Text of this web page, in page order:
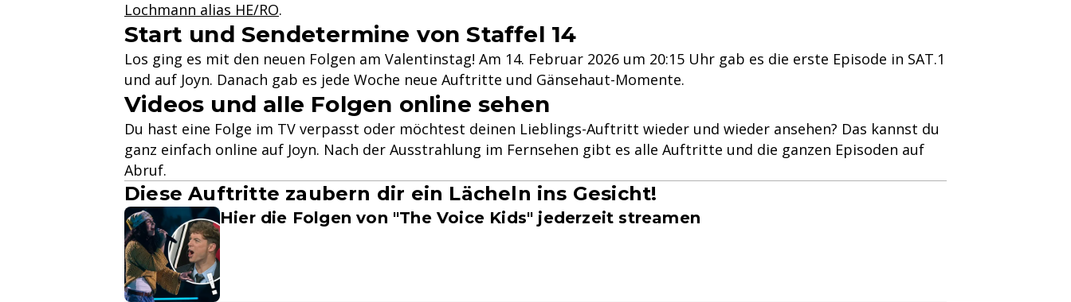
Lochmann alias HE/RO.
Start und Sendetermine von Staffel 14
Los ging es mit den neuen Folgen am Valentinstag! Am 14. Februar 2026 um 20:15 Uhr gab es die erste Episode in SAT.1
und auf Joyn. Danach gab es jede Woche neue Auftritte und Gänsehaut-Momente.
Videos und alle Folgen online sehen
Du hast eine Folge im TV verpasst oder möchtest deinen Lieblings-Auftritt wieder und wieder ansehen? Das kannst du
ganz einfach online auf Joyn. Nach der Ausstrahlung im Fernsehen gibt es alle Auftritte und die ganzen Episoden auf
Abruf.
Diese Auftritte zaubern dir ein Lächeln ins Gesicht!
Hier die Folgen von "The Voice Kids" jederzeit streamen